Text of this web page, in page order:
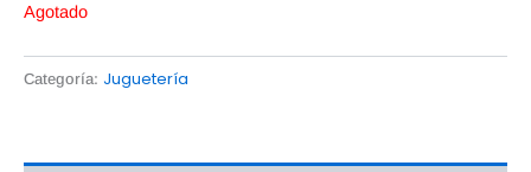
Agotado
Categoría: Juguetería